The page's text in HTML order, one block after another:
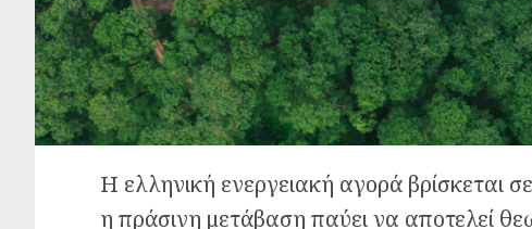
Η ελληνική ενεργειακή αγορά βρίσκεται
η πράσινη μετάβαση παύει να αποτελεί